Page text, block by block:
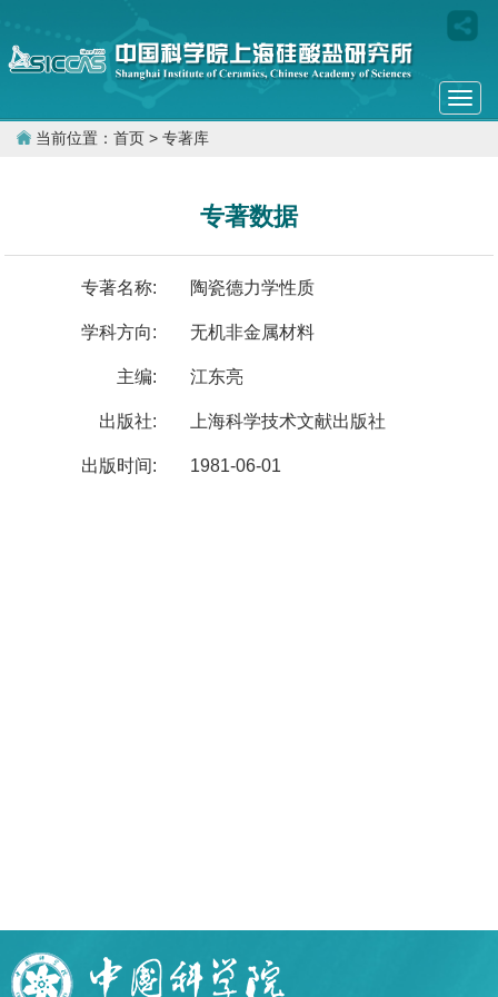
当前位置： 首页 > 专著库
专著数据
专著名称: 陶瓷德力学性质
学科方向: 无机非金属材料
主编: 江东亮
出版社: 上海科学技术文献出版社
出版时间: 1981-06-01